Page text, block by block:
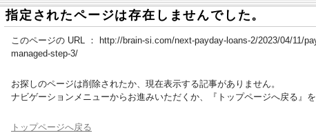
指定されたページは存在しませんでした。
このページの URL ：
http://brain-si.com/next-payday-loans-2/2023/04/11/
managed-step-3/
お探しのページは削除されたか、現在表示する記事がありません。
ナビゲーションメニューからお進みいただくか、『トップページへ戻る』を
トップページへ戻る